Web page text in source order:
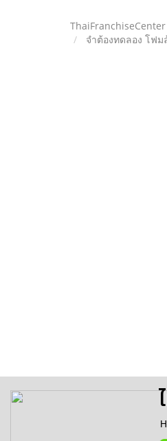
จำต้องทดลอง โฟม